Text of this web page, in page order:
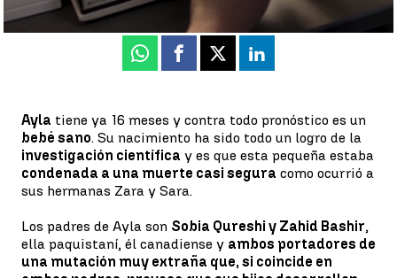
Whatsapp
Facebook
X Linkedin
Ayla tiene ya 16 meses y contra todo pronóstico es un
bebé sano. Su nacimiento ha sido todo un logro de la
investigación científica y es que esta pequeña estaba
condenada a una muerte casi segura como ocurrió a
sus hermanas Zara y Sara.
Los padres de Ayla son Sobia Qureshi y Zahid Bashir,
ella paquistaní, él canadiense y ambos portadores de
una mutación muy extraña que, si coincide en